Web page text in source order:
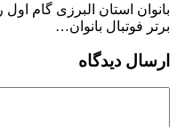
بانوان استان البرزی گام
برتر فوتبال بانوان…
ارسال دیدگاه